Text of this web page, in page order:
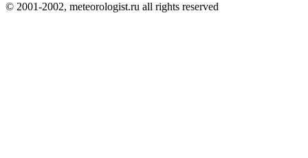
© 2001-2002, meteorologist.ru all rights reserved